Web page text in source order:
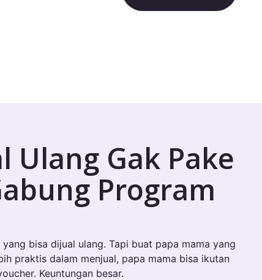
Ulang Gak Pake
Program
bisa dijual ulang. Tapi buat papa mama yang
praktis dalam menjual, papa mama bisa ikutan
Keuntungan besar.